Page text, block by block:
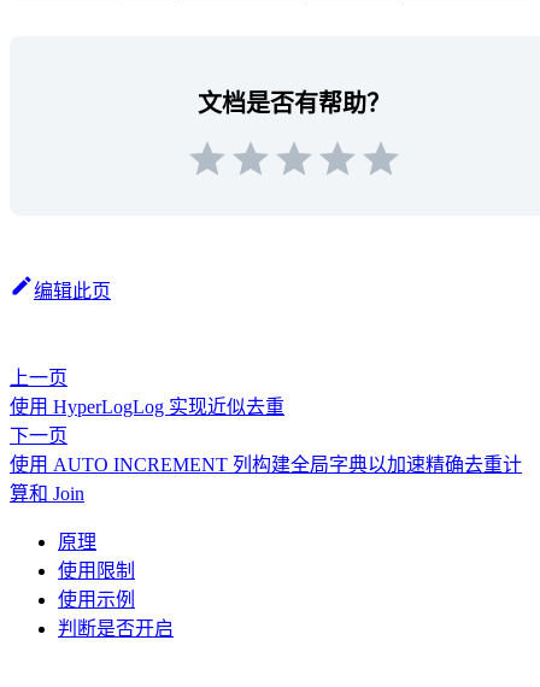
文档是否有帮助？
编辑此页
上一页
使用 HyperLogLog 实现近似去重
下一页
使用 AUTO INCREMENT 列构建全局字典以加速精确去重计
算和 Join
原理
使用限制
使用示例
判断是否开启